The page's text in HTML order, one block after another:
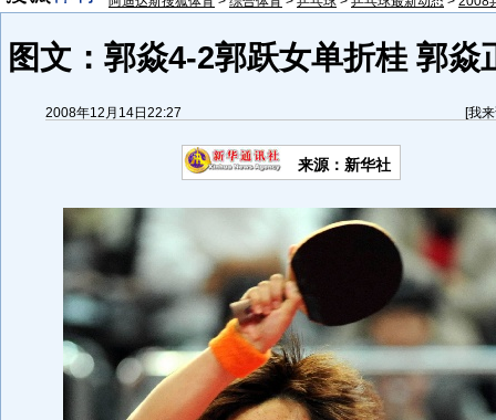
图文：郭焱4-2郭跃女单折桂 郭焱
2008年12月14日22:27 [我
来源：新华社